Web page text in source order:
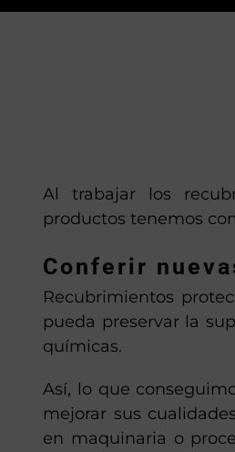
Al trabajar los
productos tenemos
Conferir
Recubrimientos
pueda preservar la
químicas.
Así, lo que
mejorar sus
en maquinaria o